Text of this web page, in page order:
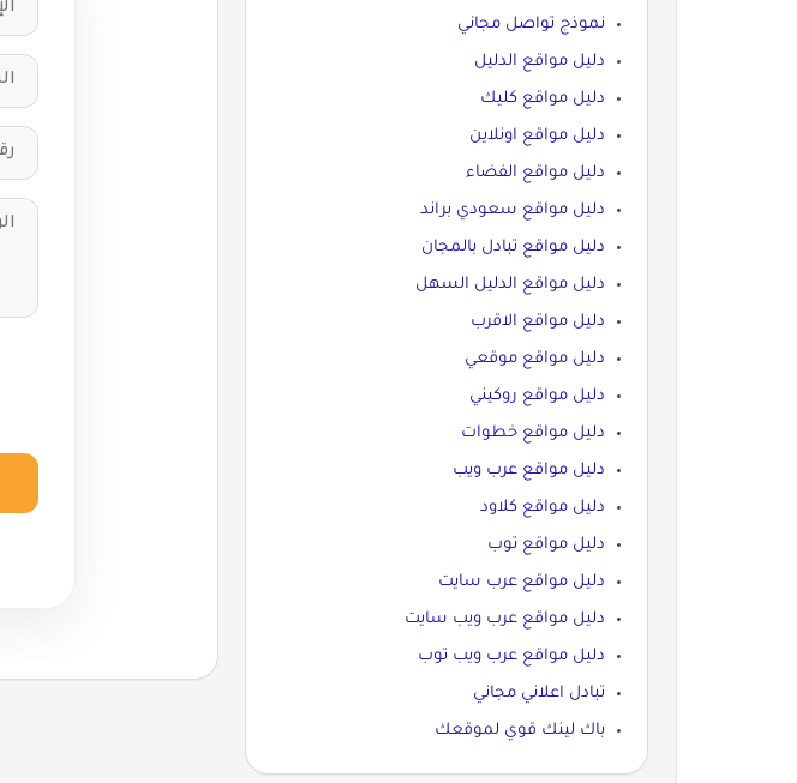
نموذج تواصل مجاني
دليل مواقع الدليل
دليل مواقع كليك
دليل مواقع اونلاين
دليل مواقع الفضاء
دليل مواقع سعودي براند
دليل مواقع تبادل بالمجان
دليل مواقع الدليل السهل
دليل مواقع الاقرب
دليل مواقع موقعي
دليل مواقع روكيني
دليل مواقع خطوات
دليل مواقع عرب ويب
دليل مواقع كلاود
دليل مواقع توب
دليل مواقع عرب سايت
دليل مواقع عرب ويب سايت
دليل مواقع عرب ويب توب
تبادل اعلاني مجاني
باك لينك قوي لموقعك